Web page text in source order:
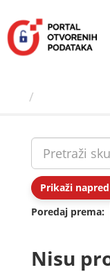
sadržaj
Prikaži
Poredaj prema
Nisu